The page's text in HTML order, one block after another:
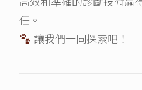
任。
讓我們一同探索吧！